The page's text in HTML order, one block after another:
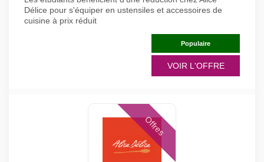
Délice pour s'équiper en ustensiles et accessoires de
cuisine à prix réduit
Populaire
VOIR L'OFFRE
Offres